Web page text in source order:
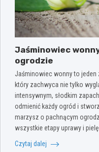
Jaśminowiec
ogrodzie
Jaśminowiec wonny to
który zachwyca nie tylko
intensywnym, słodkim
odmienić każdy ogród i
marzysz o pachnącym
wszystkie etapy uprawy i
Czytaj dalej